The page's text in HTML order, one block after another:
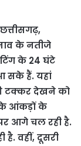
के नतीजे
के 24 घंटे
सके हैं. यहां
टक्कर देखने को
के आंकड़ों के
आगे चल रही है.
है. वहीं, दूसरी